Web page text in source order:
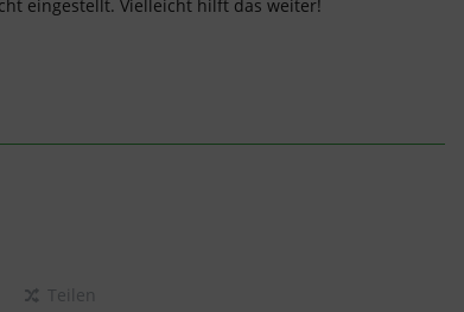
eingestellt. Vielleicht hilft das weiter!
Teilen